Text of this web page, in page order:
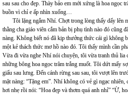
sau sau cho đẹp. Thày bảo em mới xứng là hoa ngọc
buồn vì chỉ e ấp nhìn xuống…
Tôi lặng ngắm Nhí. Chợt trong lòng thấy dấy lên
thằng cha giáo viên cắm bản bị phụ tình nào đó cũng
nàng. Không biết nó đã kịp thưởng thức cái gì không
một kẻ thách thức mơ hồ nào đó. Tôi thấy mình cần
Vừa đi vừa nghe Nhí nói chuyện, tôi vừa tranh thủ lia
những bông hoa ngọc trâm trắng muốt. Tôi dứt mấy
giấu sau lưng. Đến cánh rừng sau sau, tôi vượt lên
mặt nàng: “Tặng em”. Nhí không có vẻ gì ngạc
hơi nhẹ rồi nói: “Hoa đẹp và thơm quá anh nhỉ” “Ừ,